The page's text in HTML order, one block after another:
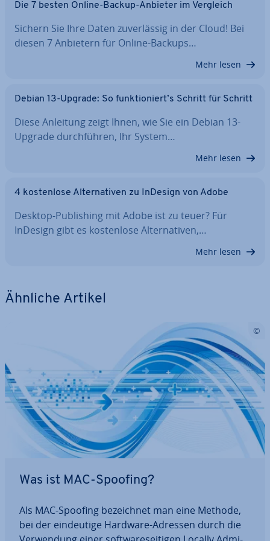
Die 7 besten Online-Backup-Anbieter im Vergleich
Sichern Sie Ihre Daten zu­ver­läs­sig in der Cloud! Bei
diesen 7 Anbietern für Online-Backups…
Mehr lesen
Debian 13-Upgrade: So funk­tio­niert’s Schritt für Schritt
Diese Anleitung zeigt Ihnen, wie Sie ein Debian 13-
Upgrade durch­füh­ren, Ihr System…
Mehr lesen
4 kos­ten­lo­se Al­ter­na­ti­ven zu InDesign von Adobe
Desktop-Pu­bli­shing mit Adobe ist zu teuer? Für
InDesign gibt es kos­ten­lo­se Al­ter­na­ti­ven,…
Mehr lesen
Ähnliche Artikel
Was ist MAC-Spoofing?
Als MAC-Spoofing be­zeich­net man eine Methode,
bei der ein­deu­ti­ge Hardware-Adressen durch die